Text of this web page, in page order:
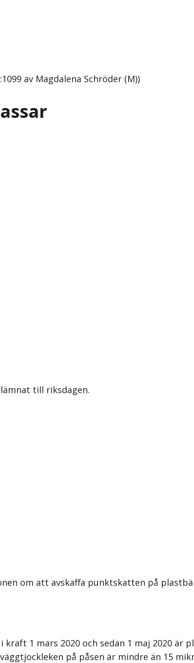
av Magdalena Schröder (M))
till riksdagen.
om att avskaffa punktskatten på
1 mars 2020 och sedan 1 maj 2020
på påsen är mindre än 15